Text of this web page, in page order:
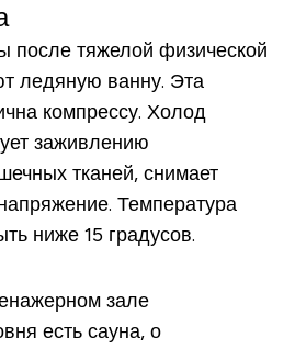
после тяжелой физической
ледяную ванну. Эта
компрессу. Холод
заживлению
тканей, снимает
Температура
ниже 15 градусов.
зале
есть сауна, о